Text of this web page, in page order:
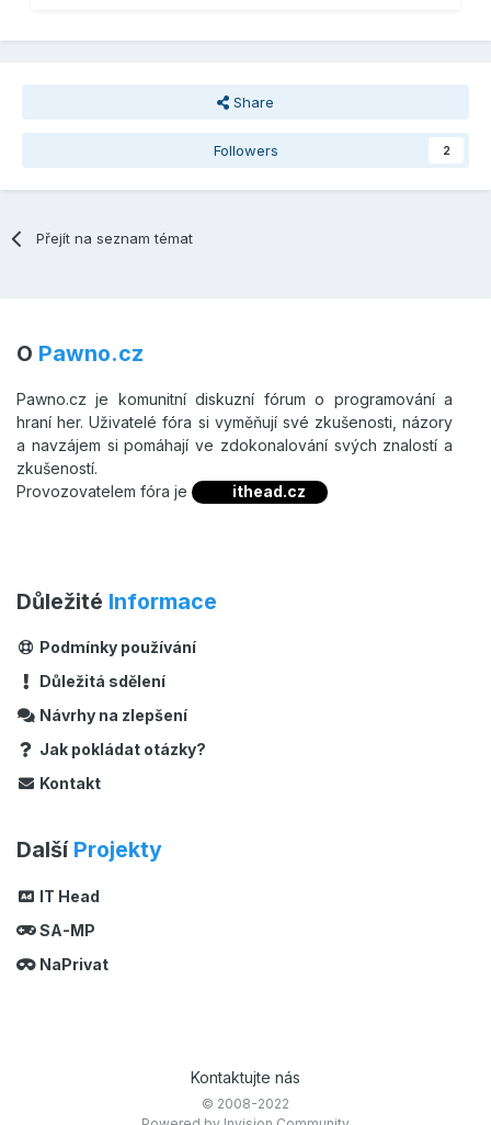
Share
Followers 2
Přejít na seznam témat
O Pawno.cz
Pawno.cz je komunitní diskuzní fórum o programování a
hraní her. Uživatelé fóra si vyměňují své zkušenosti, názory
a navzájem si pomáhají ve zdokonalování svých znalostí a
zkušeností.
Provozovatelem fóra je
ithead.cz
Důležité Informace
Podmínky používání
Důležitá sdělení
Návrhy na zlepšení
Jak pokládat otázky?
Kontakt
Další Projekty
IT Head
SA-MP
NaPrivat
Kontaktujte nás
© 2008-2022